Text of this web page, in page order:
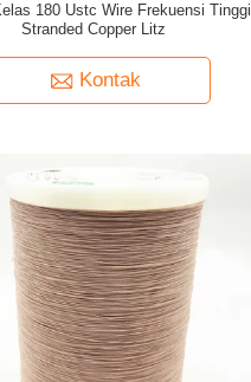
180 Ustc Wire Frekuensi Tinggi
Stranded Copper Litz
Kontak